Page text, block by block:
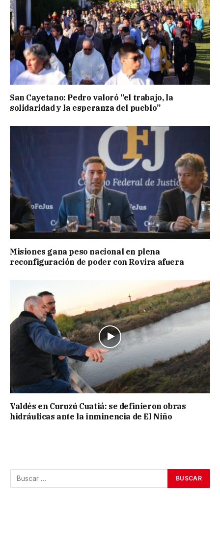
San Cayetano: Pedro valoró “el trabajo, la
solidaridad y la esperanza del pueblo”
Misiones gana peso nacional en plena
reconfiguración de poder con Rovira afuera
Valdés en Curuzú Cuatiá: se definieron obras
hidráulicas ante la inminencia de El Niño